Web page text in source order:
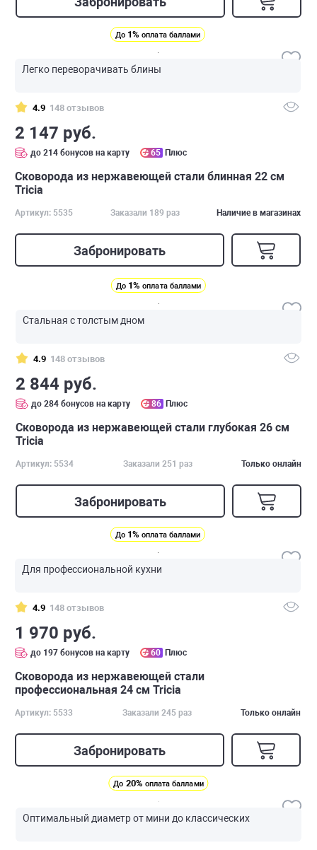
До 1% оплата баллами
Легко переворачивать блины
4.9 148 отзывов
2 147 руб.
до 214 бонусов на карту 65 Плюс
Сковорода из нержавеющей стали блинная 22 см
Tricia
Артикул: 5535 Заказали 189 раз Наличие в магазинах
Забронировать
До 1% оплата баллами
Стальная с толстым дном
4.9 148 отзывов
2 844 руб.
до 284 бонусов на карту 86 Плюс
Сковорода из нержавеющей стали глубокая 26 см
Tricia
Артикул: 5534 Заказали 251 раз Только онлайн
Забронировать
До 1% оплата баллами
Для профессиональной кухни
4.9 148 отзывов
1 970 руб.
до 197 бонусов на карту 60 Плюс
Сковорода из нержавеющей стали
профессиональная 24 см Tricia
Артикул: 5533 Заказали 245 раз Только онлайн
Забронировать
До 20% оплата баллами
Оптимальный диаметр от мини до классических